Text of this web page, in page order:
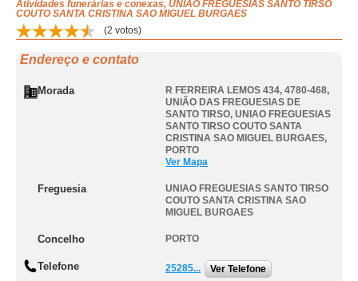
Atividades funerárias e conexas, UNIAO FREGUESIAS SANTO TIRSO
COUTO SANTA CRISTINA SAO MIGUEL BURGAES
(2 votos)
Endereço e contato
Morada
R FERREIRA LEMOS 434, 4780-468,
UNIÃO DAS FREGUESIAS DE
SANTO TIRSO, UNIAO FREGUESIAS
SANTO TIRSO COUTO SANTA
CRISTINA SAO MIGUEL BURGAES,
PORTO
Ver Mapa
Freguesia
UNIAO FREGUESIAS SANTO TIRSO
COUTO SANTA CRISTINA SAO
MIGUEL BURGAES
Concelho PORTO
Telefone 25285... Ver Telefone